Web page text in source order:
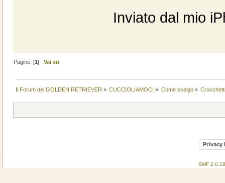
Inviato dal mio
Pagine: [1]Vai su
Il Forum del GOLDEN RETRIEVER » CUCCIOLIAMOCI » Come scelgo»
Privacy
SMF 2.0.18